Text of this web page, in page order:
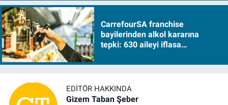
CarrefourSA franchise
bayilerinden alkol kararına
tepki: 630 aileyi iflasa
EDITÖR HAKKINDA
Gizem Taban Şeber